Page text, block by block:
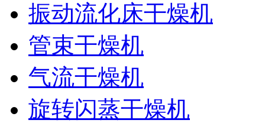
振动流化床干燥机
管束干燥机
气流干燥机
旋转闪蒸干燥机